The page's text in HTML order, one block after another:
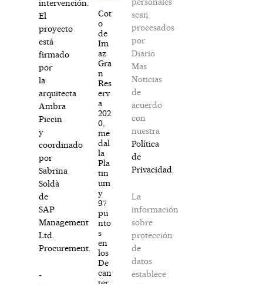
intervención.
El
proyecto
está
firmado
por
la
arquitecta
Ambra
Piccin
y
coordinado
por
Sabrina
Soldà
de
SAP
Management
Ltd.
Procurement.
­
Cot
o
de
Im
az
Gra
n
Res
erv
a
202
0,
me
dal
la
Pla
tin
um
y
97
pu
nto
s
en
los
De
can
sean
procesados
por
Diario
Mas
Noticias
de
acuerdo
con
nuestra
Política
de
Privacidad
La
información
sobre
protección
de
datos
establece